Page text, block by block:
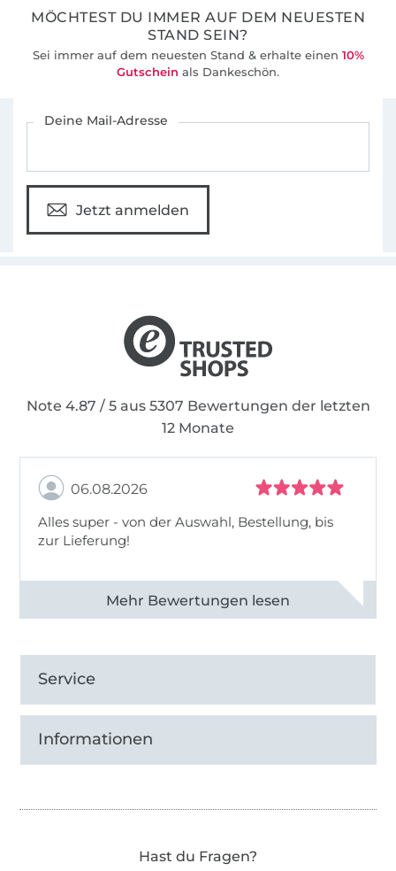
Es wurde deshalb jüngst etwas stiller um Herr
knirps, was aber nicht bedeutet, dass ich euch
keine weiteren Schnitte liefere. Irgendwo
MÖCHTEST DU IMMER AUF DEM NEUESTEN
STAND SEIN?
Sei immer auf dem neuesten Stand & erhalte einen 10%
Gutschein als Dankeschön.
Deine Mail-Adresse
Jetzt anmelden
Note 4.87 / 5 aus 5307 Bewertungen der letzten
12 Monate
06.08.2026
Alles super - von der Auswahl, Bestellung, bis
zur Lieferung!
Alle 82968 Bewertungen ansehen
Service
Informationen
Hast du Fragen?